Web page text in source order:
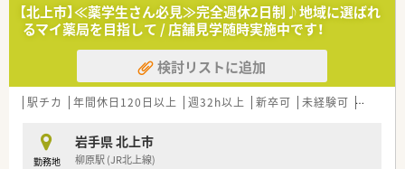
【北上市】≪薬学生さん必見≫完全週休2日制♪地域に選ばれ
るマイ薬局を目指して / 店舗見学随時実施中です！
検討リストに追加
駅チカ 年間休日120日以上 週32h以上 新卒可 未経験可 ブラン
勤務地
岩手県 北上市
柳原駅 (JR北上線)